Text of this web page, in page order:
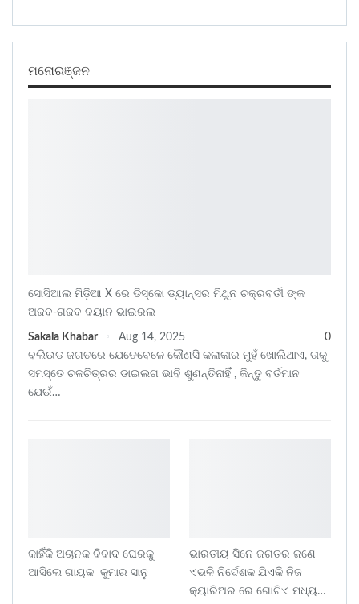
ମନୋରଞ୍ଜନ
ସୋସିଆଲ ମିଡ଼ିଆ X ରେ ଡିସ୍କୋ ଡ୍ୟାନ୍ସର ମିଥୁନ ଚକ୍ରବର୍ତୀ ଙ୍କ
ଅଜବ-ଗଜବ ବୟାନ ଭାଇରଲ
Sakala Khabar Aug 14, 2025
0
ବଲିଉଡ ଜଗତରେ ଯେତେବେଳେ କୌଣସି କଳାକାର ମୁହଁ ଖୋଲିଥାଏ, ତାକୁ
ସମସ୍ତେ ଚଳଚିତ୍ରର ଡାଇଲଗ ଭାବି ଶୁଣନ୍ତିନାହିଁ , କିନ୍ତୁ ବର୍ତମାନ
ଯେଉଁ…
କାହିଁକି ଅଚାନକ ବିବାଦ ଘେରକୁ
ଆସିଲେ ଗାୟକ କୁମାର ସାନୁ
ଭାରତୀୟ ସିନେ ଜଗତର ଜଣେ
ଏଭଳି ନିର୍ଦେଶକ ଯିଏକି ନିଜ
କ୍ୟାରିଅର ରେ ଗୋଟିଏ ମଧ୍ୟ…